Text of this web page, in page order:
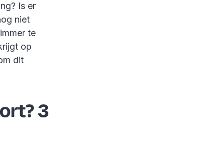
Is er
niet
te
op
dit
3